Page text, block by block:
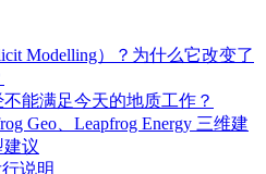
Modelling）？为什么它改变了
能满足今天的地质工作？
Geo、Leapfrog Energy 三维建
议
说明